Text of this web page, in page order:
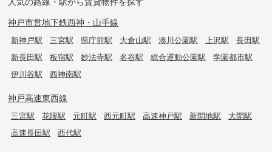
神戸市営地下鉄西神・山手線
新神戸駅 三宮駅 県庁前駅 大倉山駅 湊川公園駅 上沢駅
長田駅
新長田駅
板宿駅 妙法寺駅 名谷駅 総合運動公園駅
学園都市駅
伊川谷駅
西神南駅
神戸高速東西線
三宮駅 花隈駅 元町駅 西元町駅 高速神戸駅 新開地駅
大開駅
高速長田駅
西代駅